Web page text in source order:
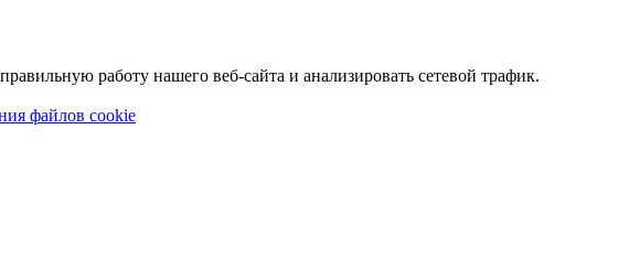
работу нашего веб-сайта и анализировать сетевой трафик.
файлов cookie